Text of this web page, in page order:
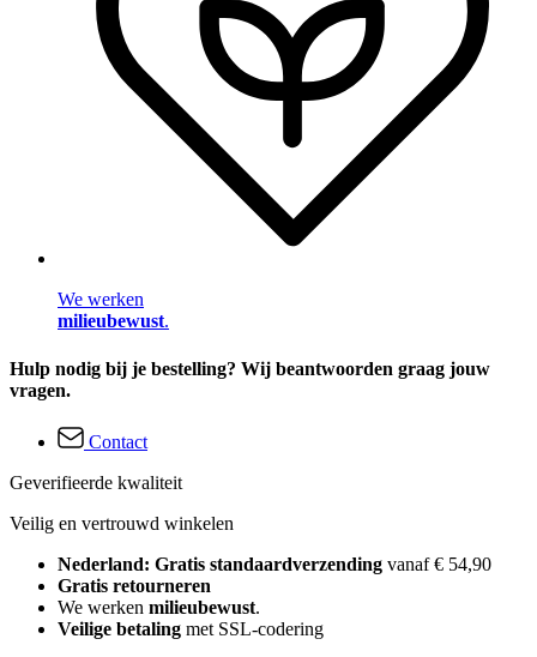
We werken
milieubewust.
Hulp nodig bij je bestelling? Wij beantwoorden graag jouw
vragen.
Contact
Geverifieerde kwaliteit
Veilig en vertrouwd winkelen
Nederland: Gratis standaardverzending vanaf € 54,90
Gratis retourneren
We werken milieubewust.
Veilige betaling met SSL-codering